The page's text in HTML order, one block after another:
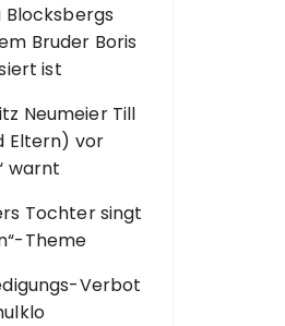
Blocksbergs
Bruder Boris
ist
Neumeier Till
Eltern) vor
warnt
Tochter singt
Theme
Verbot